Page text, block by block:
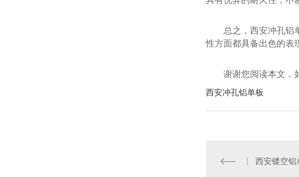
总之，西安冲孔铝
性方面都具备出色的表
谢谢您阅读本文，
西安冲孔铝单板
西安镂空